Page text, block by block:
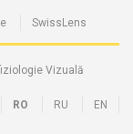
SwissLens
Vizuală
RO RU EN